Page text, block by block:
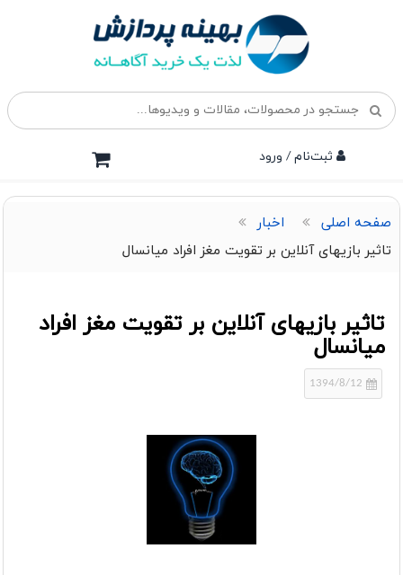
ثبت‌نام / ورود
صفحه اصلی
اخبار
تاثیر بازیهای آنلاین بر تقویت مغز افراد میانسال
تاثیر بازیهای آنلاین بر تقویت مغز افراد
میانسال